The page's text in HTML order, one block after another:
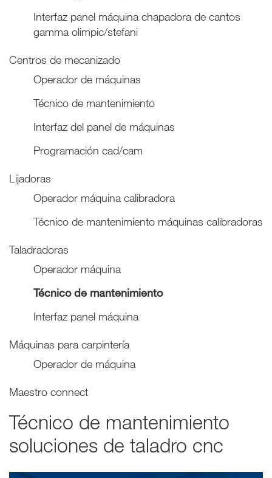
Interfaz panel máquina chapadora de cantos
gamma olimpic/stefani
Centros de mecanizado
Operador de máquinas
Técnico de mantenimiento
Interfaz del panel de máquinas
Programación cad/cam
Lijadoras
Operador máquina calibradora
Técnico de mantenimiento máquinas calibradoras
Taladradoras
Operador máquina
Técnico de mantenimiento
Interfaz panel máquina
Máquinas para carpintería
Operador de máquina
Maestro connect
Técnico de mantenimiento
soluciones de taladro cnc